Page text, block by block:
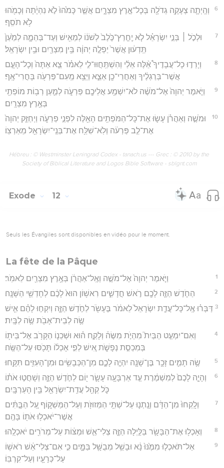
6
וְהָֽיְתָ֛ה צְעָקָ֥ה גְדֹלָ֖ה בְּכָל־אֶ֣רֶץ מִצְרָ֑יִם אֲשֶׁ֤ר כָּמֹ֙הוּ֙ לֹ֣א נִהְיָ֔תָה וְכָמֹ֖הוּ
לֹ֥א תֹסִֽף׃
7
וּלְכֹ֣ל ׀ בְּנֵ֣י יִשְׂרָאֵ֗ל לֹ֤א יֶֽחֱרַץ־כֶּ֙לֶב֙ לְשֹׁנ֔וֹ לְמֵאִ֖ישׁ וְעַד־בְּהֵמָ֑ה לְמַ֙עַן֙
תֵּֽדְע֔וּן אֲשֶׁר֙ יַפְלֶ֣ה יְהוָ֔ה בֵּ֥ין מִצְרַ֖יִם וּבֵ֥ין יִשְׂרָאֵֽל׃
8
וְיָרְד֣וּ כָל־עֲבָדֶיךָ֩ אֵ֨לֶּה אֵלַ֜י וְהִשְׁתַּֽחֲוּוּ־לִ֣י לֵאמֹ֗ר צֵ֤א אַתָּה֙ וְכָל־הָעָ֣ם
אֲשֶׁר־בְּרַגְלֶ֔יךָ וְאַחֲרֵי־כֵ֖ן אֵצֵ֑א וַיֵּצֵ֥א מֵֽעִם־פַּרְעֹ֖ה בָּחֳרִי־אָֽף׃
9
וַיֹּ֤אמֶר יְהוָה֙ אֶל־מֹשֶׁ֔ה לֹא־יִשְׁמַ֥ע אֲלֵיכֶ֖ם פַּרְעֹ֑ה לְמַ֛עַן רְב֥וֹת מוֹפְתַ֖י
בְּאֶ֥רֶץ מִצְרָֽיִם׃
10
וּמֹשֶׁ֣ה וְאַהֲרֹ֗ן עָשׂ֛וּ אֶת־כָּל־הַמֹּפְתִ֥ים הָאֵ֖לֶּה לִפְנֵ֣י פַרְעֹ֑ה וַיְחַזֵּ֤ק יְהוָה֙
אֶת־לֵ֣ב פַּרְעֹ֔ה וְלֹֽא־שִׁלַּ֥ח אֶת־בְּנֵֽי־יִשְׂרָאֵ֖ל מֵאַרְצֽוֹ׃
Hébreu : © Westminster Leningrad Codex - tanach.us --- Grec : © 2010 by the
Society of Biblical Literature and Logos Bible Software - sblgnt.com
Exode 12
Seuls les Évangiles sont disponibles en vidéo pour le moment.
La fête de la Pâque
1 וַיֹּ֤אמֶר יְהוָה֙ אֶל־מֹשֶׁ֣ה וְאֶֽל־אַהֲרֹ֔ן בְּאֶ֥רֶץ מִצְרַ֖יִם לֵאמֹֽר׃
2 הַחֹ֧דֶשׁ הַזֶּ֛ה לָכֶ֖ם רֹ֣אשׁ חֳדָשִׁ֑ים רִאשׁ֥וֹן הוּא֙ לָכֶ֔ם לְחָדְשֵׁ֖י הַשָּׁנָֽה׃
3 דַּבְּר֗וּ אֶֽל־כָּל־עֲדַ֤ת יִשְׂרָאֵל֙ לֵאמֹ֔ר בֶּעָשֹׂ֖ר לַחֹ֣דֶשׁ הַזֶּ֑ה וְיִקְח֣וּ לָהֶ֗ם אִ֛ישׁ
שֶׂ֥ה לְבֵית־אָבֹ֖ת שֶׂ֥ה לַבָּֽיִת׃
4
וְאִם־יִמְעַ֣ט הַבַּיִת֮ מִהְיֹ֣ת מִשֶּׂה֒ וְלָקַ֣ח ה֗וּא וּשְׁכֵנ֛וֹ הַקָּרֹ֥ב אֶל־בֵּית֖וֹ
בְּמִכְסַ֣ת נְפָשֹׁ֑ת אִ֚ישׁ לְפִ֣י אָכְל֔וֹ תָּכֹ֖סּוּ עַל־הַשֶּֽׂה׃
5 שֶׂ֥ה תָמִ֛ים זָכָ֥ר בֶּן־שָׁנָ֖ה יִהְיֶ֣ה לָכֶ֑ם מִן־הַכְּבָשִׂ֥ים וּמִן־הָעִזִּ֖ים תִּקָּֽחוּ׃
6
וְהָיָ֤ה לָכֶם֙ לְמִשְׁמֶ֔רֶת עַ֣ד אַרְבָּעָ֥ה עָשָׂ֛ר י֖וֹם לַחֹ֣דֶשׁ הַזֶּ֑ה וְשָׁחֲט֣וּ אֹת֗וֹ
כֹּ֛ל קְהַ֥ל עֲדַֽת־יִשְׂרָאֵ֖ל בֵּ֥ין הָעַרְבָּֽיִם׃
7
וְלָֽקְחוּ֙ מִן־הַדָּ֔ם וְנָֽתְנ֛וּ עַל־שְׁתֵּ֥י הַמְּזוּזֹ֖ת וְעַל־הַמַּשְׁק֑וֹף עַ֚ל הַבָּ֣תִּ֔ים
אֲשֶׁר־יֹאכְל֥וּ אֹת֖וֹ בָּהֶֽם׃
8 וְאָכְל֥וּ אֶת־הַבָּשָׂ֖ר בַּלַּ֣יְלָה הַזֶּ֑ה צְלִי־אֵ֣שׁ וּמַצּ֔וֹת עַל־מְרֹרִ֖ים יֹאכְלֻֽהוּ׃
9
אַל־תֹּאכְל֤וּ מִמֶּ֙נּוּ֙ נָ֔א וּבָשֵׁ֥ל מְבֻשָּׁ֖ל בַּמָּ֑יִם כִּ֣י אִם־צְלִי־אֵ֔שׁ רֹאשׁ֥וֹ
עַל־כְּרָעָ֖יו וְעַל־קִרְבּֽוֹ׃